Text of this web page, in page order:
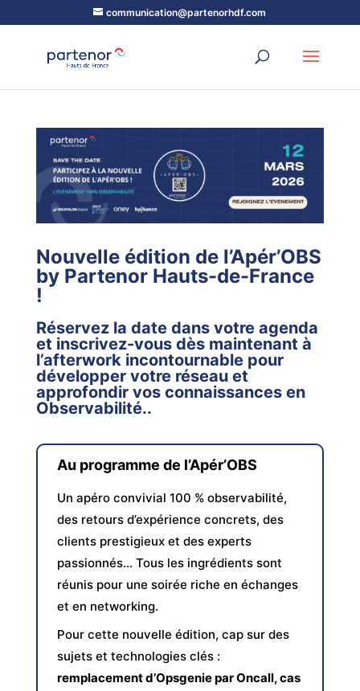
communication@partenorhdf.com
Nouvelle édition de l’Apér’OBS
by Partenor Hauts-de-France
!
Réservez la date dans votre agenda
et inscrivez-vous dès maintenant à
l’afterwork incontournable pour
développer votre réseau et
approfondir vos connaissances en
Observabilité..
Au programme de l’Apér’OBS
Un apéro convivial 100 % observabilité,
des retours d’expérience concrets, des
clients prestigieux et des experts
passionnés… Tous les ingrédients sont
réunis pour une soirée riche en échanges
et en networking.
Pour cette nouvelle édition, cap sur des
sujets et technologies clés :
remplacement d’Opsgenie par Oncall, cas